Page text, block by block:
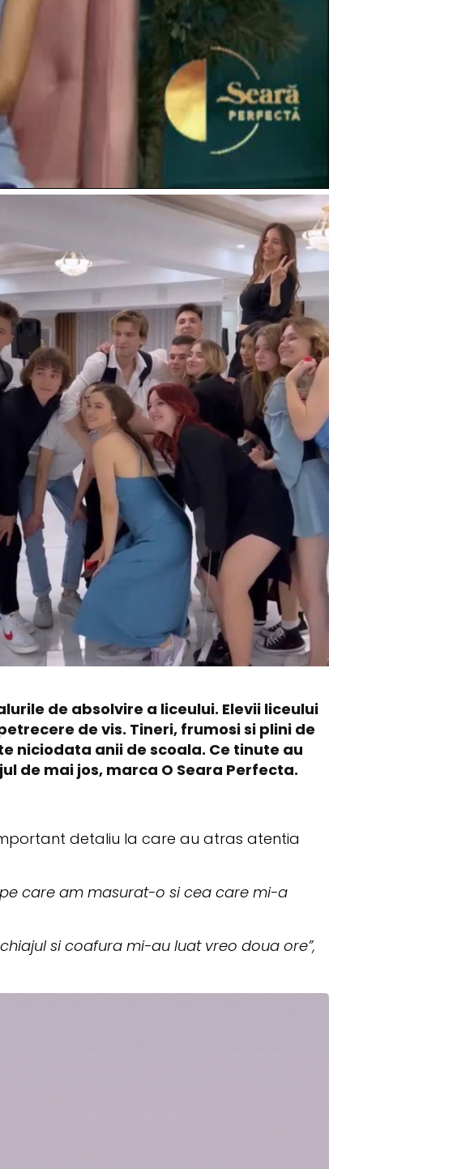
de absolvire a liceului. Elevii liceului
de vis. Tineri, frumosi si plini de
niciodata anii de scoala. Ce tinute au
de mai jos, marca O Seara Perfecta.
detaliu la care au atras atentia
care am masurat-o si cea care mi-a
si coafura mi-au luat vreo doua ore”,